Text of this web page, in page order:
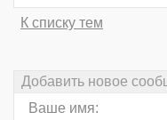
К списку тем
Добавить новое
Ваше имя: